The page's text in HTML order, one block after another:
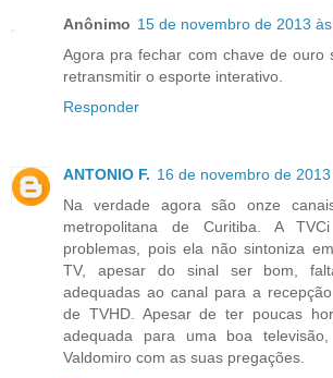
Anônimo 15 de novembro de 2013
Agora pra fechar com chave de ouro
retransmitir o esporte interativo.
Responder
ANTONIO F. 16 de novembro de
Na verdade agora são onze
metropolitana de Curitiba. A
problemas, pois ela não sintoniza
TV, apesar do sinal ser bom,
adequadas ao canal para a
de TVHD. Apesar de ter poucas
adequada para uma boa
Valdomiro com as suas pregações.